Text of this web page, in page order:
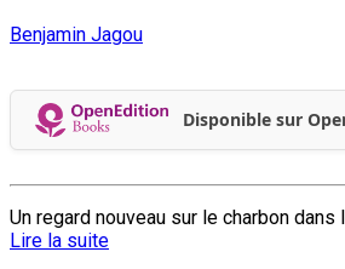
Benjamin Jagou
Disponible sur
Un regard nouveau sur le charbon dans
Lire la suite